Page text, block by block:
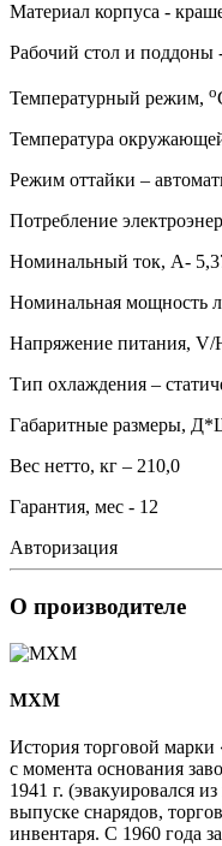
Материал корпуса -
Рабочий стол и поддоны
Температурный режим, о
Температура
Режим оттайки –
Потребление
Номинальный ток, А-
Номинальная мощность
Напряжение питания, V/
Тип охлаждения –
Габаритные размеры,
Вес нетто, кг – 210,0
Гарантия, мес - 12
Авторизация
О производителе
MXM
История торговой
с момента основания
1941 г. (эвакуировался
выпуске снарядов,
инвентаря. С 1960 года